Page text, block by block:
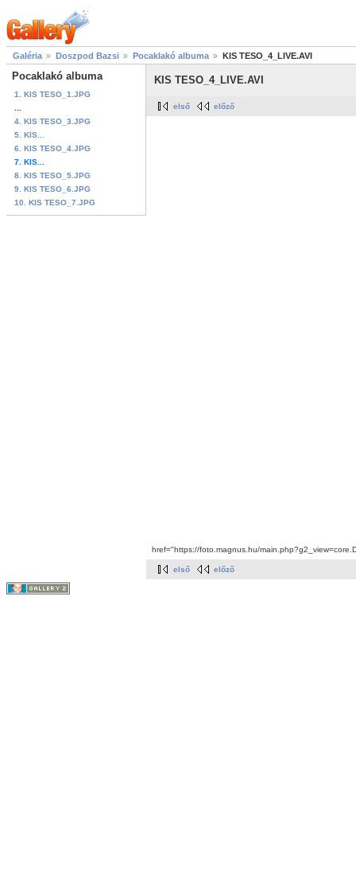
Galéria Doszpod Bazsi Pocaklakó albuma KIS TESO_4_LIVE.AVI
Pocaklakó albuma
1. KIS TESO_1.JPG
4. KIS TESO_3.JPG
5. KIS...
6. KIS TESO_4.JPG
7. KIS...
8. KIS TESO_5.JPG
9. KIS TESO_6.JPG
10. KIS TESO_7.JPG
KIS TESO_4_LIVE.AVI
első előző
href="https://foto.magnus.hu/
első előző